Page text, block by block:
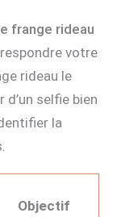
frange rideau
votre
rideau le
selfie bien
la
Objectif